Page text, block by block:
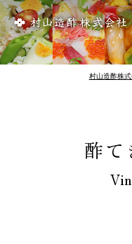
リンク集会社概要歴 史
村山造酢株
酢て